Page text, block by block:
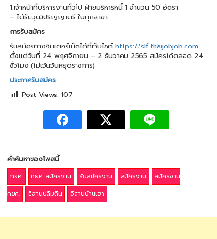
1.เจ้าหน้าที่บริหารงานทั่วไป ฝ่ายบริหารหนี้ 1 จำนวน 50 อัตรา
– ได้รับวุฒิปริญญาตรี ในทุกสาขา
การรับสมัคร
รับสมัครทางอินเตอร์เน็ตได้ที่เว็บไซต์https://slf.thaijobjob.com
ตั้งแต่วันที่ 24 พฤศจิกายน – 2 ธันวาคม 2565 สมัครได้ตลอด 24
ชั่วโมง (ไม่เว้นวันหยุดราชการ)
ประกาศรับสมัคร
Post Views: 107
คำค้นหาของโพสนี้
กยศ. กยศ. สมัครงาน รับสมัครงาน สมัครงาน
สมัครงาน
กยศ.
อีสานบ่ลืมถิ่น อีสานบ้านเฮา